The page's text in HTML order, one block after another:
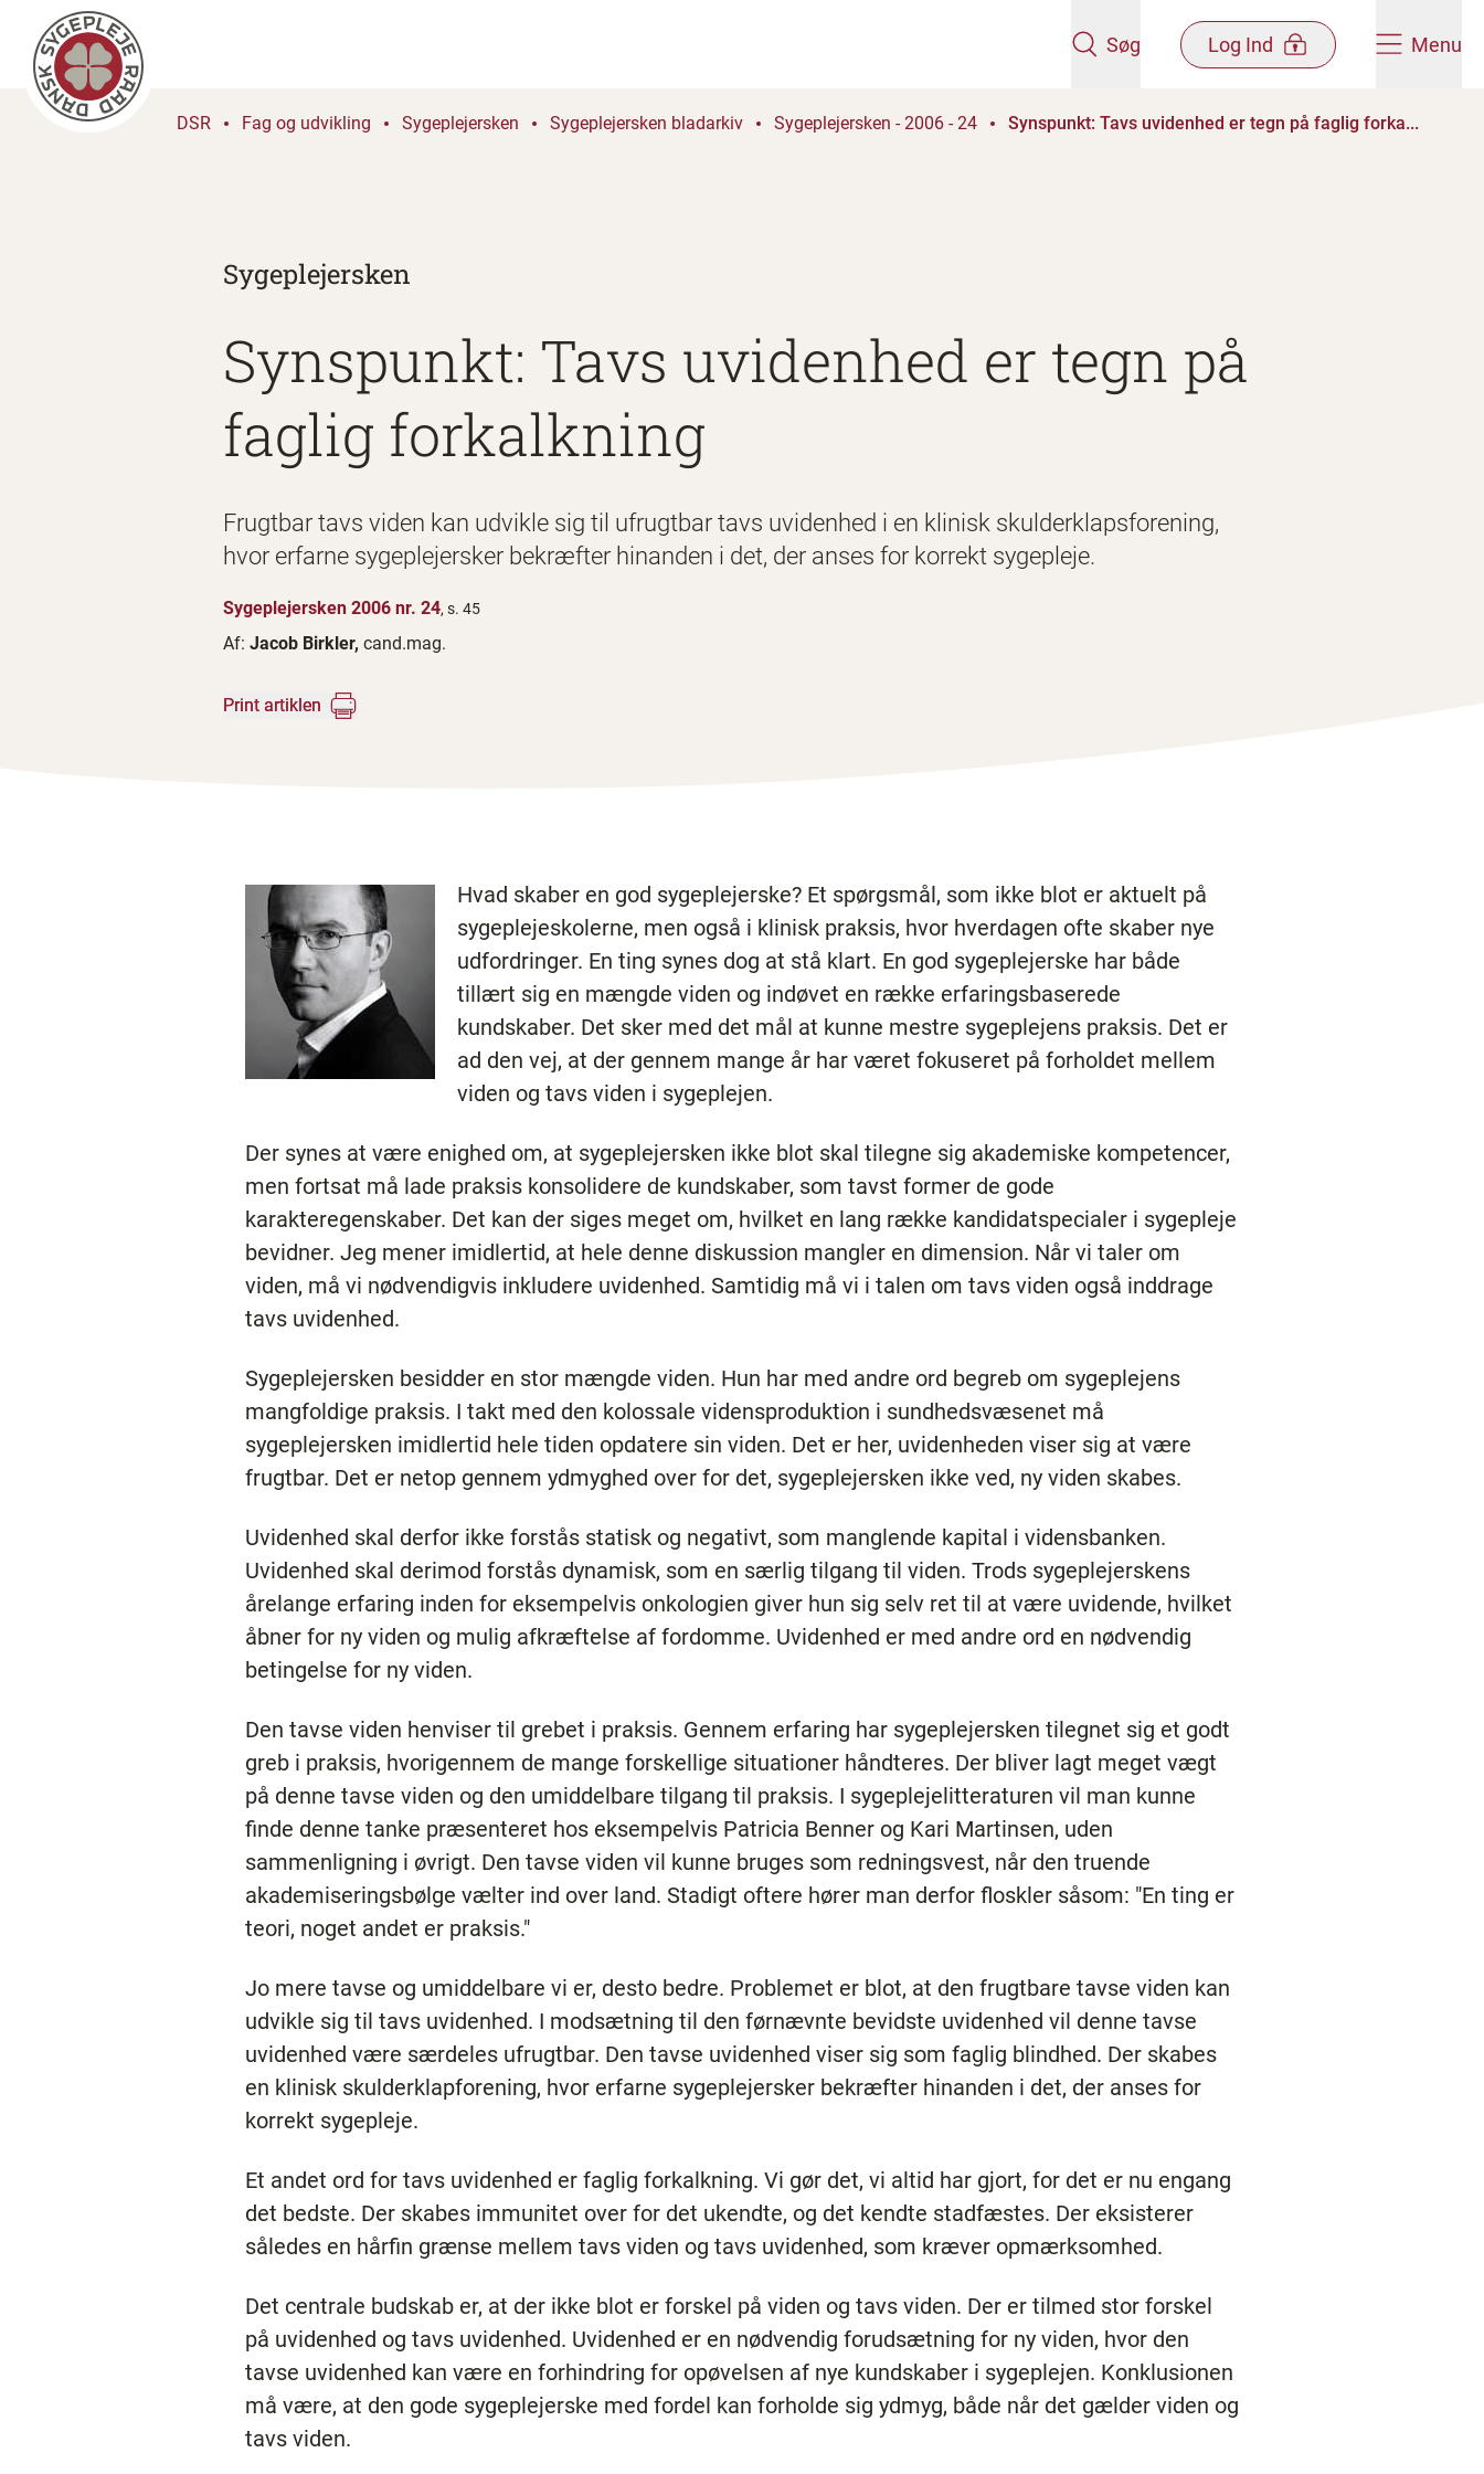
Søg Log Ind Menu
DSR Fag og udvikling Sygeplejersken Sygeplejersken bladarkiv Sygeplejersken - 2006 - 24 Synspunkt: Tavs uvidenhed er tegn på faglig forka...
Sygeplejersken
Synspunkt: Tavs uvidenhed er tegn på
faglig forkalkning
Frugtbar tavs viden kan udvikle sig til ufrugtbar tavs uvidenhed i en klinisk skulderklapsforening,
hvor erfarne sygeplejersker bekræfter hinanden i det, der anses for korrekt sygepleje.
Sygeplejersken 2006 nr. 24, s. 45
Af: Jacob Birkler, cand.mag.
Print artiklen
Hvad skaber en god sygeplejerske? Et spørgsmål, som ikke blot er aktuelt på
sygeplejeskolerne, men også i klinisk praksis, hvor hverdagen ofte skaber nye
udfordringer. En ting synes dog at stå klart. En god sygeplejerske har både
tillært sig en mængde viden og indøvet en række erfaringsbaserede
kundskaber. Det sker med det mål at kunne mestre sygeplejens praksis. Det er
ad den vej, at der gennem mange år har været fokuseret på forholdet mellem
viden og tavs viden i sygeplejen.
Der synes at være enighed om, at sygeplejersken ikke blot skal tilegne sig akademiske kompetencer,
men fortsat må lade praksis konsolidere de kundskaber, som tavst former de gode
karakteregenskaber. Det kan der siges meget om, hvilket en lang række kandidatspecialer i sygepleje
bevidner. Jeg mener imidlertid, at hele denne diskussion mangler en dimension. Når vi taler om
viden, må vi nødvendigvis inkludere uvidenhed. Samtidig må vi i talen om tavs viden også inddrage
tavs uvidenhed.
Sygeplejersken besidder en stor mængde viden. Hun har med andre ord begreb om sygeplejens
mangfoldige praksis. I takt med den kolossale vidensproduktion i sundhedsvæsenet må
sygeplejersken imidlertid hele tiden opdatere sin viden. Det er her, uvidenheden viser sig at være
frugtbar. Det er netop gennem ydmyghed over for det, sygeplejersken ikke ved, ny viden skabes.
Uvidenhed skal derfor ikke forstås statisk og negativt, som manglende kapital i vidensbanken.
Uvidenhed skal derimod forstås dynamisk, som en særlig tilgang til viden. Trods sygeplejerskens
årelange erfaring inden for eksempelvis onkologien giver hun sig selv ret til at være uvidende, hvilket
åbner for ny viden og mulig afkræftelse af fordomme. Uvidenhed er med andre ord en nødvendig
betingelse for ny viden.
Den tavse viden henviser til grebet i praksis. Gennem erfaring har sygeplejersken tilegnet sig et godt
greb i praksis, hvorigennem de mange forskellige situationer håndteres. Der bliver lagt meget vægt
på denne tavse viden og den umiddelbare tilgang til praksis. I sygeplejelitteraturen vil man kunne
finde denne tanke præsenteret hos eksempelvis Patricia Benner og Kari Martinsen, uden
sammenligning i øvrigt. Den tavse viden vil kunne bruges som redningsvest, når den truende
akademiseringsbølge vælter ind over land. Stadigt oftere hører man derfor floskler såsom: "En ting er
teori, noget andet er praksis."
Jo mere tavse og umiddelbare vi er, desto bedre. Problemet er blot, at den frugtbare tavse viden kan
udvikle sig til tavs uvidenhed. I modsætning til den førnævnte bevidste uvidenhed vil denne tavse
uvidenhed være særdeles ufrugtbar. Den tavse uvidenhed viser sig som faglig blindhed. Der skabes
en klinisk skulderklapforening, hvor erfarne sygeplejersker bekræfter hinanden i det, der anses for
korrekt sygepleje.
Et andet ord for tavs uvidenhed er faglig forkalkning. Vi gør det, vi altid har gjort, for det er nu engang
det bedste. Der skabes immunitet over for det ukendte, og det kendte stadfæstes. Der eksisterer
således en hårfin grænse mellem tavs viden og tavs uvidenhed, som kræver opmærksomhed.
Det centrale budskab er, at der ikke blot er forskel på viden og tavs viden. Der er tilmed stor forskel
på uvidenhed og tavs uvidenhed. Uvidenhed er en nødvendig forudsætning for ny viden, hvor den
tavse uvidenhed kan være en forhindring for opøvelsen af nye kundskaber i sygeplejen. Konklusionen
må være, at den gode sygeplejerske med fordel kan forholde sig ydmyg, både når det gælder viden og
tavs viden.